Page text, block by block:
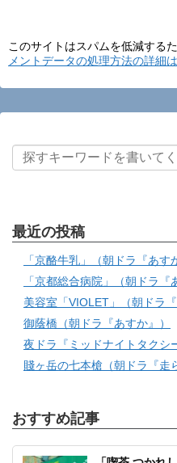
このサイトはスパムを低減する
メントデータの処理方法の詳細
最近の投稿
「京酪牛乳」（朝ドラ『あす
「京都総合病院」（朝ドラ『
美容室「VIOLET」（朝ドラ『
御蔭橋（朝ドラ『あすか』）
夜ドラ『ミッドナイトタクシ
賤ヶ岳の七本槍（朝ドラ『走
おすすめ記事